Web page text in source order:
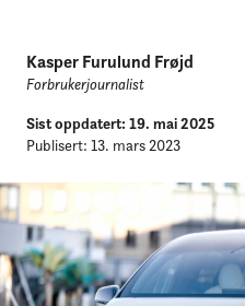
Kasper Furulund Frøjd
Forbrukerjournalist
Sist oppdatert: 19. mai 2025
Publisert: 13. mars 2023